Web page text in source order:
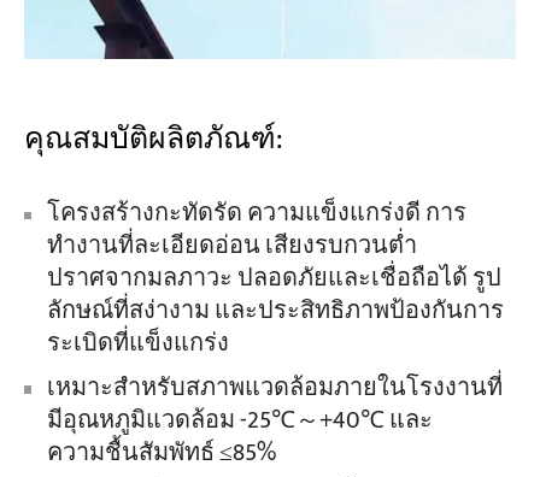
คุณสมบัติผลิตภัณฑ์:
โครงสร้างกะทัดรัด ความแข็งแกร่งดี การ
ทำงานที่ละเอียดอ่อน เสียงรบกวนต่ำ
ปราศจากมลภาวะ ปลอดภัยและเชื่อถือได้ รูป
ลักษณ์ที่สง่างาม และประสิทธิภาพป้องกันการ
ระเบิดที่แข็งแกร่ง
เหมาะสำหรับสภาพแวดล้อมภายในโรงงานที่
มีอุณหภูมิแวดล้อม -25℃～+40℃ และ
ความชื้นสัมพัทธ์ ≤85%